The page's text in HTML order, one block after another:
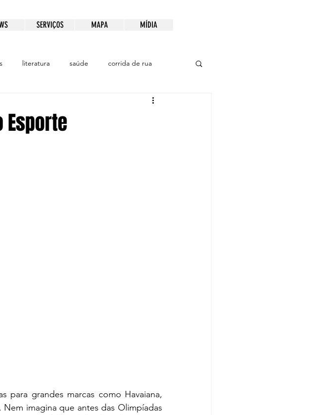
SERVIÇOS MAPA MÍDIA
literatura saúde corrida de rua
Esporte
para grandes marcas como Havaiana,
imagina que antes das Olimpíadas